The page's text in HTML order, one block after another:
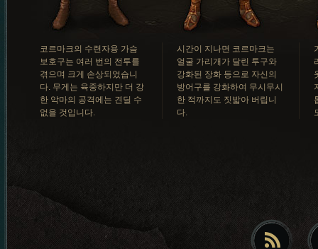
코르마크의 수련자용 가슴
보호구는 여러 번의 전투를
겪으며 크게 손상되었습니
다. 무게는 육중하지만 더 강
한 악마의 공격에는 견딜 수
없을 것입니다.
시간이 지나면 코르마크는
얼굴 가리개가 달린 투구와
강화된 장화 등으로 자신의
방어구를 강화하여 무시무시
한 적까지도 짓밟아 버립니
다.